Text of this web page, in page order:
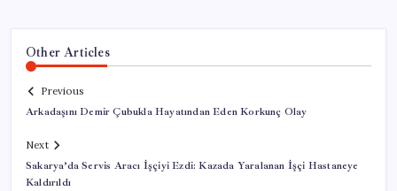
Other Articles
Previous
Arkadaşını Demir Çubukla Hayatından Eden Korkunç Olay
Next
Sakarya’da Servis Aracı İşçiyi Ezdi: Kazada Yaralanan İşçi Hastaneye
Kaldırıldı